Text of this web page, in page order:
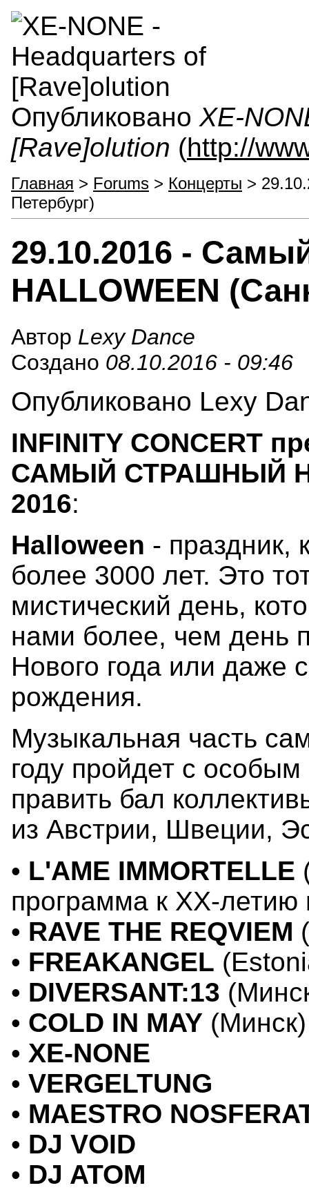
Опубликовано XE-
[Rave]olution (http://
Главная > Forums > Концерты >
Петербург)
29.10.2016 -
HALLOWEEN
Автор Lexy Dance
Создано 08.10.2016 - 09:46
Опубликовано Lexy
INFINITY CONCERT
САМЫЙ СТРАШНЫЙ
2016:
Halloween - праздник,
более 3000 лет. Это
мистический день,
нами более, чем день
Нового года или даже
рождения.
Музыкальная часть
году пройдет с
править бал
из Австрии, Швеции,
• L'AME IMMORTELLE
программа к XX-летию
• RAVE THE REQVIEM
• FREAKANGEL
• DIVERSANT:13
• COLD IN MAY (Минск)
• XE-NONE
• VERGELTUNG
• MAESTRO
• DJ VOID
• DJ ATOM